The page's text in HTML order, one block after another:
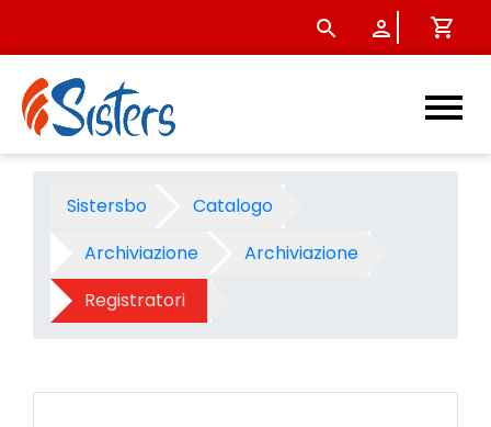
Registratore Notami
Sistersbo
Catalogo
Archiviazione
Archiviazione
Registratori